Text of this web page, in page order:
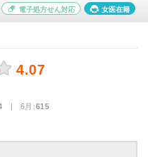
電子処方せん対応 女医在籍
4.07
| 6月:615